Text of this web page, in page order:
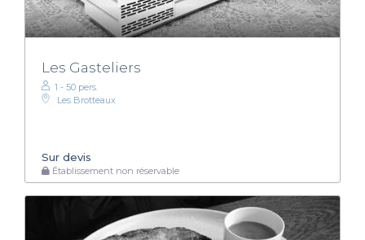
Les Gasteliers
1 - 50 pers.
Les Brotteaux
Sur devis
Établissement non réservable